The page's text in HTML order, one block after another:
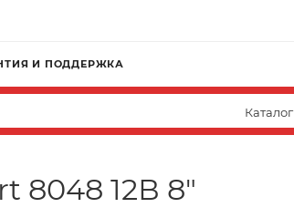
И ПОДДЕРЖКА
Каталог
8048 12В 8"